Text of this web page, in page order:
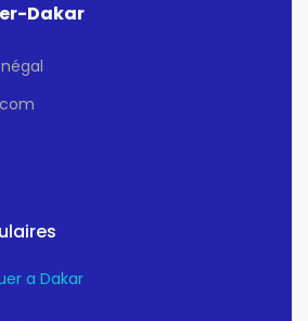
Dakar
a Dakar